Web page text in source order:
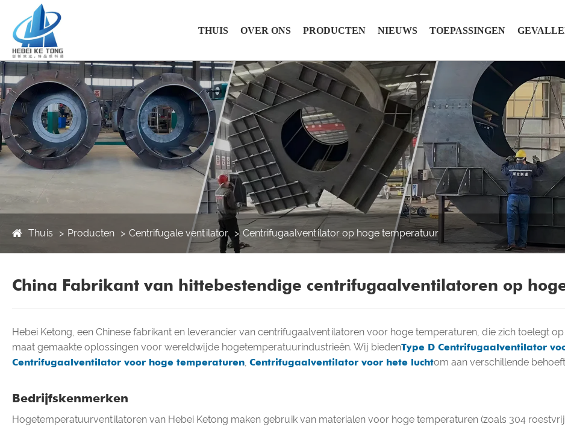
THUIS OVER ONS PRODUCTEN NIEUWS TOEPASSINGEN
Thuis Producten Centrifugale ventilator Centrifugaalventilator op hoge temperatuur
China Fabrikant van hittebestendige centrifugaalventilatoren op
Hebei Ketong, een Chinese fabrikant en leverancier van centrifugaalventilatoren voor hoge temperaturen, die zich toelegt
maat gemaakte oplossingen voor wereldwijde hogetemperatuurindustrieën. Wij biedenType D Centrifugaalventilator
Centrifugaalventilator voor hoge temperaturen, Centrifugaalventilator voor hete luchtom aan verschillende
Bedrijfskenmerken
Hogetemperatuurventilatoren van Hebei Ketong maken gebruik van materialen voor hoge temperaturen (zoals 304